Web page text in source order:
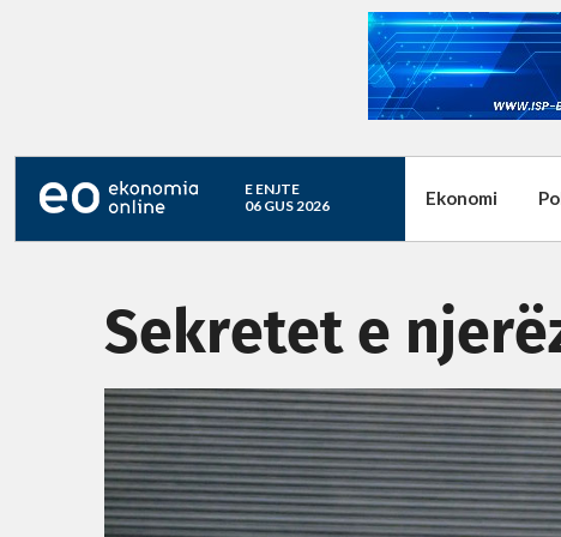
E ENJTE
06 GUS 2026
Ekonomi
Sekretet e